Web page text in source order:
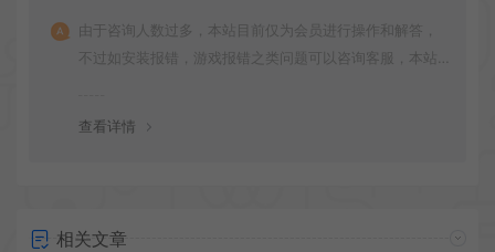
由于咨询人数过多，本站目前仅为会员进行操作和解答，
不过如安装报错，游戏报错之类问题可以咨询客服，本站
查看详情
相关文章